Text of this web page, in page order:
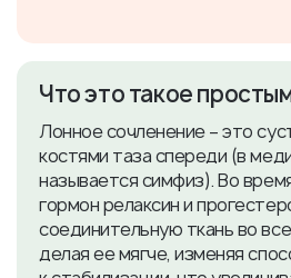
Что это такое
Лонное сочленение – это
костями таза спереди (в
называется симфиз). Во
гормон релаксин и
соединительную ткань во
делая ее мягче, изменяя